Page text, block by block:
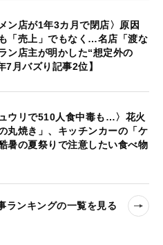
ン店が1年3カ月で閉店〉原因
「売上」でもなく…名店「渡な
ン店主が明かした“想定外の
7月バズり記事2位】
ュウリで510人食中毒も…〉花火
丸焼き」、キッチンカーの「ケ
暑の夏祭りで注意したい食べ物
ランキングの一覧を見る